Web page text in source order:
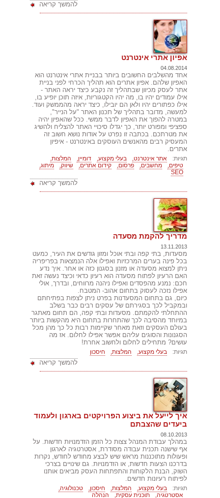
להמשך קריאה
אפיון אתרי אינטרנט
04.08.2014
אחד מהשלבים החשובים ביותר בבניית אתרי אינטרנט הוא
האפיון שלהם. אפיון אתרים הוא תהליך הכרחי לפני בניית
אתר לעסק מכיוון שבתהליך זה נקבע כיצד יראה האתר -
אילו עמודים יהיו בו, מה יהיו הקטגוריות, איזה תוכן יופיע בו,
אילו כפתורים יהיו ולאן הם יובילו, כיצד יראה מהממשק ועוד.
למעשה, מדובר בתהליך של תכנון האתר "על הנייר",
במטרה להפוך את האפיון לדבר ממשי. ככל שהאפיון יהיה
ספציפי ומפורט יותר, כך יגדלו סיכויי האתר להצליח ולהשיג
את מטרתכם. בכתבה זו נפרט על אודות נושא חשוב זה
המעסיק רבים מהאנשים העוסקים באינטרנט - איפיון
אתרים.
תגיות: אתר אינטרנט, בעלי מקצוע, דומיין,
המלצות,
טיפים,
מחשבים, פרסום, קידום אתרים, שיווק,
מיתוג,
SEO
להמשך קריאה
מדריך להקמת מסעדה
13.11.2013
מסעדות, בתי קפה ובתי אוכל ומזון גודשים את העיר, כמעט
בכל פינה בערים המרכזיות ואפילו אלה הנמצאות בפריפריה
ניתן למצוא מסעדה או מזנון בסגנון כזה או אחר. איך נדע
האם הרעיון לפתוח מסעדה הוא רעיון כדאי וכיצד נעשה זאת
חכם: נמנע מהפסדים ואפילו ניהנה מרווחים, ובדרך, אולי
אפילו נזכה לעסוק בתחום אהוב- המטבח.
כיום, גם בתחום המסעדנות בפרט ניתן לצפות בפתיחתם
ובמקביל לכך בסגירתם של עסקים רבים כבר בשלב
ההתחלתי להקמתם. מסעדות ובתי קפה, הם תחום מאתגר
במיוחד מהסיבה לכך שהתחרות בתחום היא מהקשות ביותר
בעולם העסקים וזאת מאחר שקיימות רבות כל כך מהן מכל
הסגנונות והסוגים עליהם אפשר אפילו לחלום. אז מה
עושים? מתחילים לחלום ולחשוב אחרת!
תגיות: בעלי מקצוע, המלצות, חיסכון
להמשך קריאה
איך לייעל את ביצוע הפרויקטים בארגון ולעמוד
ביעדים שהצבתם
08.10.2013
במהלך עבודת המנהל צצות כל הזמן הזדמנויות חדשות. על
אף שישנה תכנית עבודה מסודרת, אסטרטגיה לארגון
ופעולות מתוכננות מראש שיש לבצע מחודש לחודש, נקרות
בדרכנו הצעות חדשות, או הזדמנויות. גם שינויים בצרכי
השוק, הבנת הלקוחות והתפתחות העסק מביאים אותנו
לפיתוח רעיונות חדשים.
תגיות: בעלי מקצוע, המלצות, חיסכון,
טכנולוגיה,
אסטרטגיה,
תוכנית עסקית, הנהלה